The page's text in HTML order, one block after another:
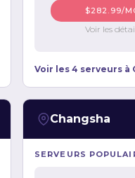
$141.99/MO $282.99/
Voir les
Voir les 4 serveurs à
Changsha
SERVEURS